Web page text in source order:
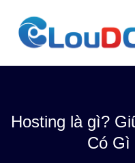
Hosting là gì?
Có Gì